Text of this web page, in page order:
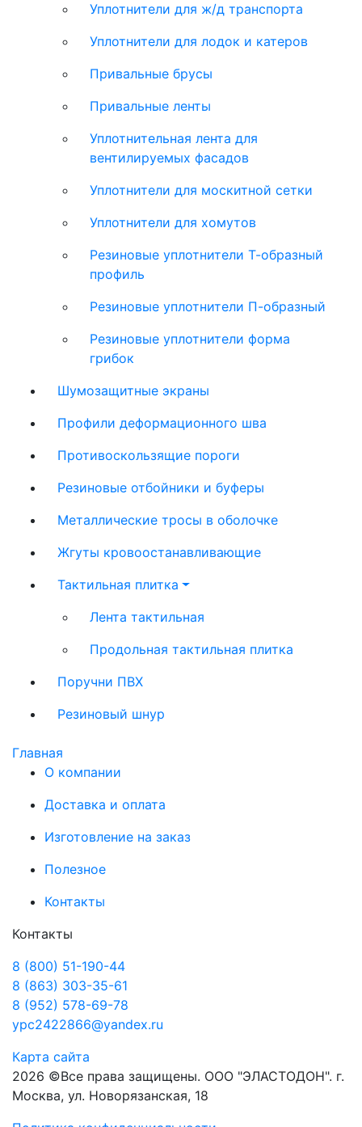
Уплотнители для ж/д транспорта
Уплотнители для лодок и катеров
Привальные брусы
Привальные ленты
Уплотнительная лента для
вентилируемых фасадов
Уплотнители для москитной сетки
Уплотнители для хомутов
Резиновые уплотнители Т-образный
профиль
Резиновые уплотнители П-образный
Резиновые уплотнители форма
грибок
Шумозащитные экраны
Профили деформационного шва
Противоскользящие пороги
Резиновые отбойники и буферы
Металлические тросы в оболочке
Жгуты кровоостанавливающие
Тактильная плитка
Лента тактильная
Продольная тактильная плитка
Поручни ПВХ
Резиновый шнур
Главная
О компании
Доставка и оплата
Изготовление на заказ
Полезное
Контакты
Контакты
8 (800) 51-190-44
8 (863) 303-35-61
8 (952) 578-69-78
ypc2422866@yandex.ru
Карта сайта
2026 ©Все права защищены. ООО "ЭЛАСТОДОН". г.
Москва, ул. Новорязанская, 18